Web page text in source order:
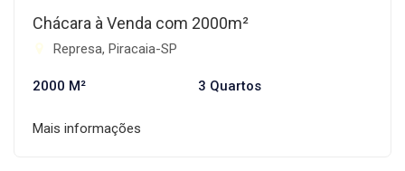
Chácara à Venda com 2000m²
Represa, Piracaia-SP
2000 M² 3 Quartos
Mais informações